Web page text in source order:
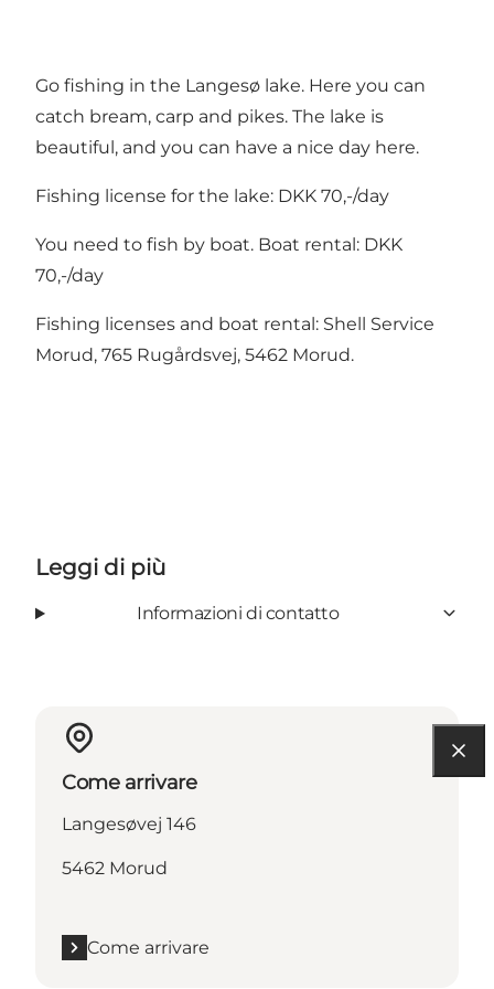
Go fishing in the Langesø lake. Here you can
catch bream, carp and pikes. The lake is
beautiful, and you can have a nice day here.
Fishing license for the lake: DKK 70,-/day
You need to fish by boat. Boat rental: DKK
70,-/day
Fishing licenses and boat rental: Shell Service
Morud, 765 Rugårdsvej, 5462 Morud.
Leggi di più
Informazioni di contatto
Come arrivare
Langesøvej 146
5462 Morud
Come arrivare